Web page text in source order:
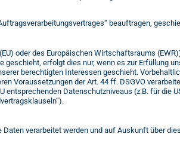
beauftragen,
oder des Europäischen Wirtschaftsraums
erfolgt dies nur, wenn es zur Erfüllung
berechtigten Interessen geschieht.
Voraussetzungen der Art. 44 ff. DSGVO
Datenschutzniveaus (z.B. für die
verarbeitet werden und auf Auskunft über